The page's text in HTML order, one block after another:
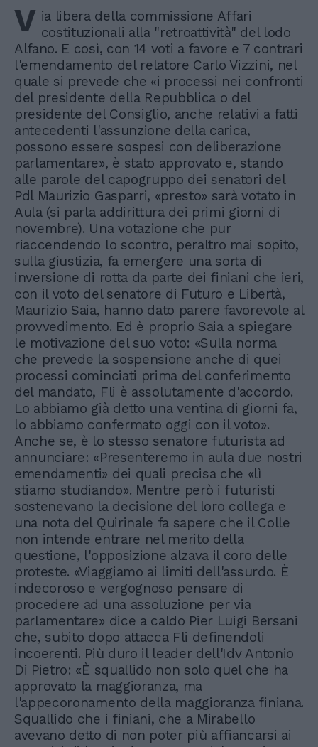
V ia libera della commissione Affari
costituzionali alla "retroattività" del lodo
Alfano. E così, con 14 voti a favore e 7 contrari
l'emendamento del relatore Carlo Vizzini, nel
quale si prevede che «i processi nei confronti
del presidente della Repubblica o del
presidente del Consiglio, anche relativi a fatti
antecedenti l'assunzione della carica,
possono essere sospesi con deliberazione
parlamentare», è stato approvato e, stando
alle parole del capogruppo dei senatori del
Pdl Maurizio Gasparri, «presto» sarà votato in
Aula (si parla addirittura dei primi giorni di
novembre). Una votazione che pur
riaccendendo lo scontro, peraltro mai sopito,
sulla giustizia, fa emergere una sorta di
inversione di rotta da parte dei finiani che ieri,
con il voto del senatore di Futuro e Libertà,
Maurizio Saia, hanno dato parere favorevole al
provvedimento. Ed è proprio Saia a spiegare
le motivazione del suo voto: «Sulla norma
che prevede la sospensione anche di quei
processi cominciati prima del conferimento
del mandato, Fli è assolutamente d'accordo.
Lo abbiamo già detto una ventina di giorni fa,
lo abbiamo confermato oggi con il voto».
Anche se, è lo stesso senatore futurista ad
annunciare: «Presenteremo in aula due nostri
emendamenti» dei quali precisa che «lì
stiamo studiando». Mentre però i futuristi
sostenevano la decisione del loro collega e
una nota del Quirinale fa sapere che il Colle
non intende entrare nel merito della
questione, l'opposizione alzava il coro delle
proteste. «Viaggiamo ai limiti dell'assurdo. È
indecoroso e vergognoso pensare di
procedere ad una assoluzione per via
parlamentare» dice a caldo Pier Luigi Bersani
che, subito dopo attacca Fli definendoli
incoerenti. Più duro il leader dell'Idv Antonio
Di Pietro: «È squallido non solo quel che ha
approvato la maggioranza, ma
l'appecoronamento della maggioranza finiana.
Squallido che i finiani, che a Mirabello
avevano detto di non poter più affiancarsi ai